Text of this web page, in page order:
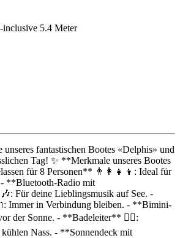
5.4 Meter
fantastischen Bootes «Delphis» und
Tag! ✨ **Merkmale unseres Bootes
für 8 Personen** 👨‍👩‍👧‍👦: Ideal für
**Bluetooth-Radio mit
Für deine Lieblingsmusik auf See. -
Immer in Verbindung bleiben. - **Bimini-
der Sonne. - **Badeleiter** 🏊‍♀️:
Nass. - **Sonnendeck mit